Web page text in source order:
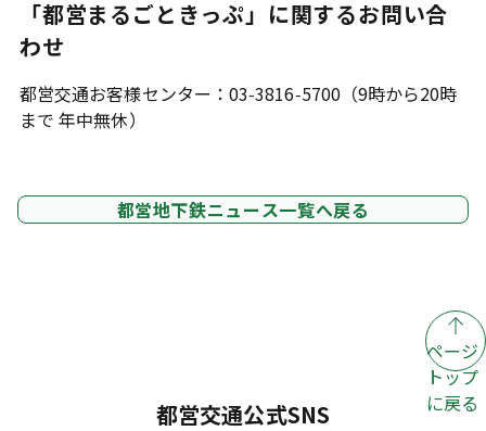
「都営まるごときっぷ」に関するお問い合
わせ
都営交通お客様センター：03-3816-5700（9時から20時
まで 年中無休）
都営地下鉄ニュース一覧へ戻る
ページ
トップ
に戻る
都営交通公式SNS